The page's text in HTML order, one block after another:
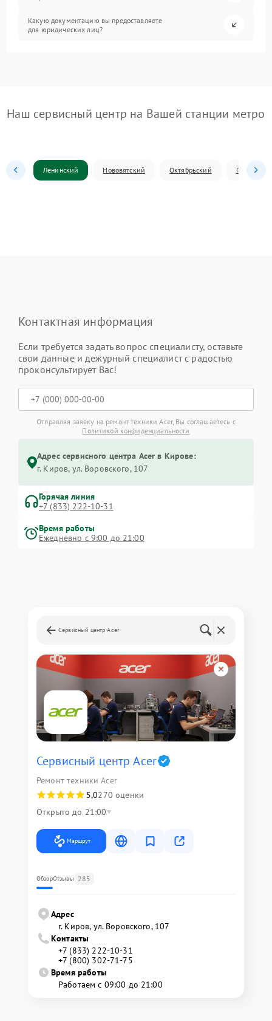
Какую документацию вы предоставляете
для юридических лиц?
Наш сервисный центр на Вашей станции метро
Ленинский Нововятский Октябрьский
Контактная информация
Если требуется задать вопрос специалисту, оставьте
свои данные и дежурный специалист с радостью
проконсультирует Вас!
Отправляя заявку на ремонт техники Acer, Вы соглашаетесь с
Политикой конфиденциальности
Адрес сервисного центра Acer в Кирове:
г. Киров, ул. Воровского, 107
Горячая линия
+7 (833) 222-10-31
Время работы
Ежедневно с 9:00 до 21:00
Сервисный центр Acer
Сервисный центр Acer
Ремонт техники Acer
5,0270 оценки
Открыто до 21:00
Маршрут
ОбзорОтзывы 285
Адрес
г. Киров, ул. Воровского, 107
Контакты
+7 (833) 222-10-31
+7 (800) 302-71-75
Время работы
Работаем с 09:00 до 21:00